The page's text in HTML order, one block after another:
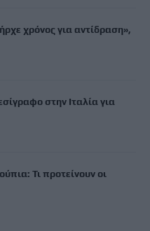
χρόνος για αντίδραση»,
στην Ιταλία για
Τι προτείνουν οι